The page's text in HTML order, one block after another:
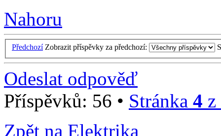
Nahoru
Předchozí Zobrazit příspěvky za předchozí:
Odeslat odpověď
Příspěvků: 56 • Stránka 4 z
Zpět na Elektrika